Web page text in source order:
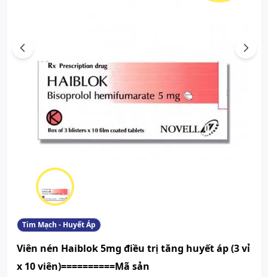
Previous Next
Tim Mạch - Huyết Áp
Viên nén Haiblok 5mg điều trị tăng huyết áp (3 vỉ
x 10 viên)==========Mã sản